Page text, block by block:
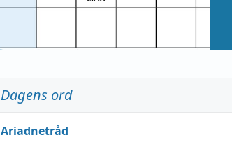
Dagens ord
Ariadnetråd